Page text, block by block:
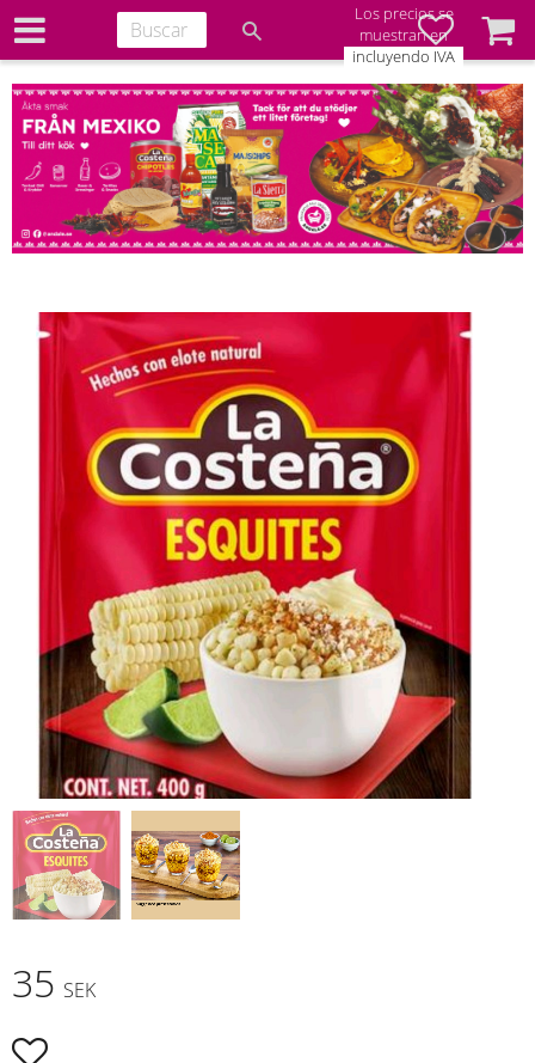
Los precios se
muestran en
incluyendo IVA
Favoritos
Cesta
35 SEK
Añadir a favoritos